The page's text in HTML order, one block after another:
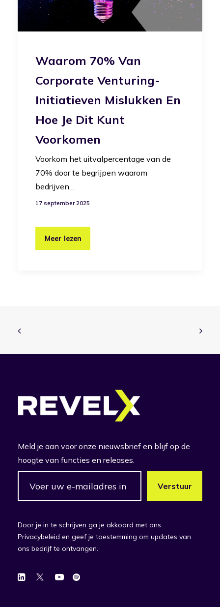
Waarom 70% Van
Corporate Venturing-
Initiatieven Mislukken En
Hoe Je Dit Kunt
Voorkomen
Voorkom het uitvalpercentage van de
70% door te begrijpen waarom
bedrijven…
17 september 2025
Meer lezen
Meld je aan voor onze nieuwsbrief en blijf op de
hoogte van functies en releases.
Door je in te schrijven ga je akkoord met ons
Privacybeleid en geef je toestemming om updates van
ons bedrijf te ontvangen.